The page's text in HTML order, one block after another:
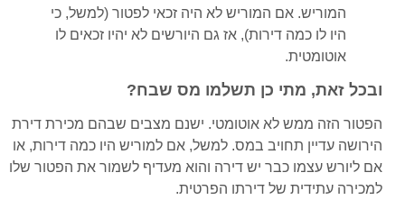
המוריש. אם המוריש לא היה זכאי לפטור (למשל, כי
היו לו כמה דירות), אז גם היורשים לא יהיו זכאים לו
אוטומטית.
ובכל זאת, מתי כן תשלמו מס שבח?
הפטור הזה ממש לא אוטומטי. ישנם מצבים שבהם מכירת דירת
הירושה עדיין תחויב במס. למשל, אם למוריש היו כמה דירות, או
אם ליורש עצמו כבר יש דירה והוא מעדיף לשמור את הפטור שלו
למכירה עתידית של דירתו הפרטית.